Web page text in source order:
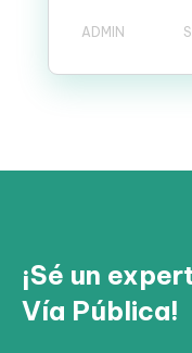
ADMIN
¡Sé un
Vía Pública!